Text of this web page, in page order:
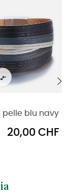
pelle blu navy
Prezzo
20,00 CHF